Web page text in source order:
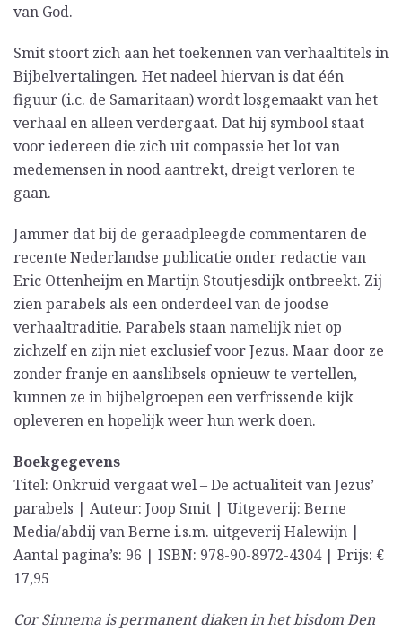
van God.
Smit stoort zich aan het toekennen van verhaaltitels in
Bijbelvertalingen. Het nadeel hiervan is dat één
figuur (i.c. de Samaritaan) wordt losgemaakt van het
verhaal en alleen verdergaat. Dat hij symbool staat
voor iedereen die zich uit compassie het lot van
medemensen in nood aantrekt, dreigt verloren te
gaan.
Jammer dat bij de geraadpleegde commentaren de
recente Nederlandse publicatie onder redactie van
Eric Ottenheijm en Martijn Stoutjesdijk ontbreekt. Zij
zien parabels als een onderdeel van de joodse
verhaaltraditie. Parabels staan namelijk niet op
zichzelf en zijn niet exclusief voor Jezus. Maar door ze
zonder franje en aanslibsels opnieuw te vertellen,
kunnen ze in bijbelgroepen een verfrissende kijk
opleveren en hopelijk weer hun werk doen.
Boekgegevens
Titel: Onkruid vergaat wel – De actualiteit van Jezus’
parabels | Auteur: Joop Smit | Uitgeverij: Berne
Media/abdij van Berne i.s.m. uitgeverij Halewijn |
Aantal pagina’s: 96 | ISBN: 978-90-8972-4304 | Prijs: €
17,95
Cor Sinnema is permanent diaken in het bisdom Den